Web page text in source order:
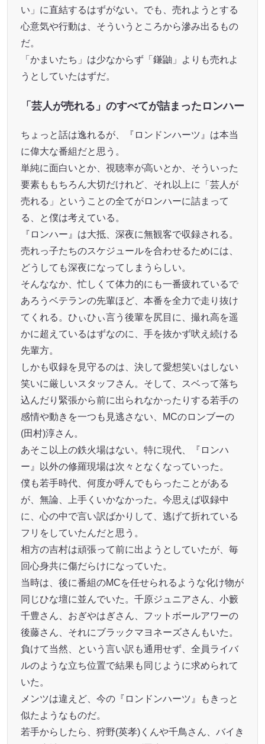
い」に直結するはずがない。でも、売れようとする
心意気や行動は、そういうところから滲み出るもの
だ。
「かまいたち」は少なからず「鎌鼬」よりも売れよ
うとしていたはずだ。
「芸人が売れる」のすべてが詰まったロンハー
ちょっと話は逸れるが、『ロンドンハーツ』は本当
に偉大な番組だと思う。
単純に面白いとか、視聴率が高いとか、そういった
要素ももちろん大切だけれど、それ以上に「芸人が
売れる」ということの全てがロンハーに詰まって
る、と僕は考えている。
『ロンハー』は大抵、深夜に無観客で収録される。
売れっ子たちのスケジュールを合わせるためには、
どうしても深夜になってしまうらしい。
そんななか、忙しくて体力的にも一番疲れているで
あろうベテランの先輩ほど、本番を全力で走り抜け
てくれる。ひぃひぃ言う後輩を尻目に、撮れ高を遥
かに超えているはずなのに、手を抜かず吠え続ける
先輩方。
しかも収録を見守るのは、決して愛想笑いはしない
笑いに厳しいスタッフさん。そして、スベって落ち
込んだり緊張から前に出られなかったりする若手の
感情や動きを一つも見逃さない、MCのロンブーの
(田村)淳さん。
あそこ以上の鉄火場はない。特に現代、『ロンハ
ー』以外の修羅現場は次々となくなっていった。
僕も若手時代、何度か呼んでもらったことがある
が、無論、上手くいかなかった。今思えば収録中
に、心の中で言い訳ばかりして、逃げて折れている
フリをしていたんだと思う。
相方の吉村は頑張って前に出ようとしていたが、毎
回心身共に傷だらけになっていた。
当時は、後に番組のMCを任せられるような化け物が
同じひな壇に並んでいた。千原ジュニアさん、小籔
千豊さん、おぎやはぎさん、フットボールアワーの
後藤さん、それにブラックマヨネーズさんもいた。
負けて当然、という言い訳も通用せず、全員ライバ
ルのような立ち位置で結果も同じように求められて
いた。
メンツは違えど、今の『ロンドンハーツ』もきっと
似たようなものだ。
若手からしたら、狩野(英孝)くんや千鳥さん、バイき